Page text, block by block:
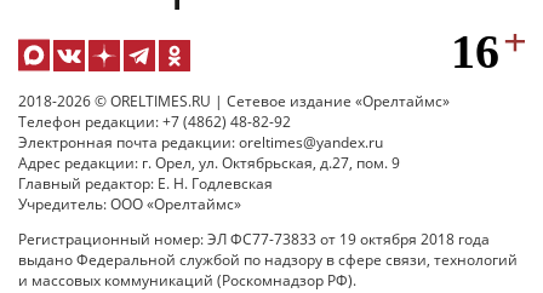
2018-2026 © ORELTIMES.RU | Сетевое издание «Орелтаймс»
Телефон редакции: +7 (4862) 48-82-92
Электронная почта редакции: oreltimes@yandex.ru
Адрес редакции: г. Орел, ул. Октябрьская, д.27, пом. 9
Главный редактор: Е. Н. Годлевская
Учредитель: ООО «Орелтаймс»
Регистрационный номер: ЭЛ ФС77-73833 от 19 октября 2018 года
выдано Федеральной службой по надзору в сфере связи, технологий
и массовых коммуникаций (Роскомнадзор РФ).